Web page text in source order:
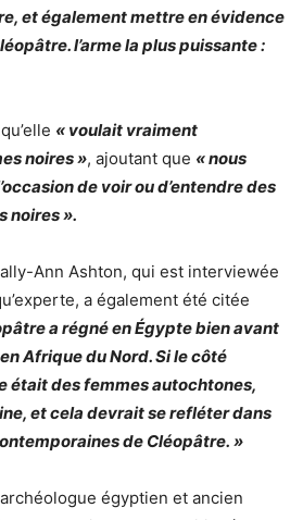
et également mettre en évidence
l’arme la plus puissante :
« voulait vraiment
noires », ajoutant que « nous
de voir ou d’entendre des
noires ».
Ann Ashton, qui est interviewée
a également été citée
a régné en Égypte bien avant
Afrique du Nord. Si le côté
était des femmes autochtones,
et cela devrait se refléter dans
de Cléopâtre. »
égyptien et ancien